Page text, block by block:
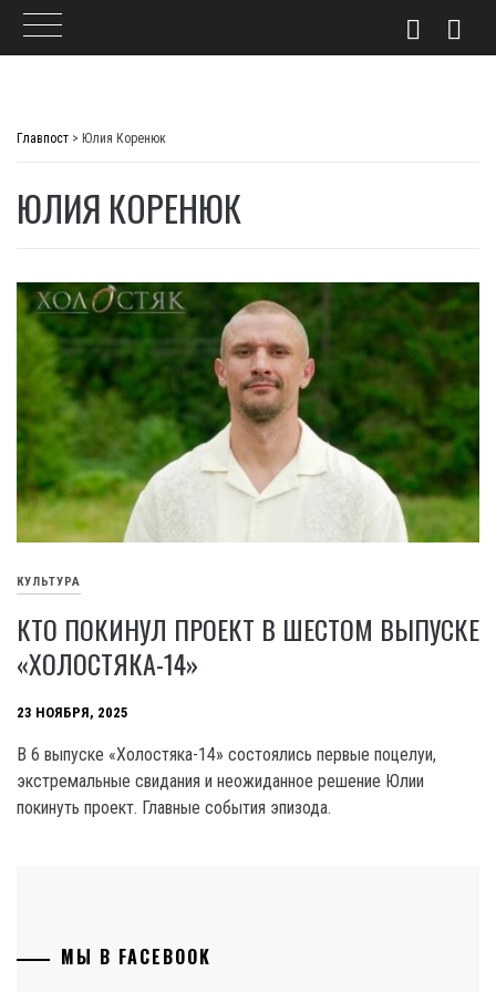
Главпост > Юлия Коренюк
ЮЛИЯ КОРЕНЮК
КУЛЬТУРА
КТО ПОКИНУЛ ПРОЕКТ В ШЕСТОМ ВЫПУСКЕ
«ХОЛОСТЯКА-14»
23 НОЯБРЯ, 2025
В 6 выпуске «Холостяка-14» состоялись первые поцелуи,
экстремальные свидания и неожиданное решение Юлии
покинуть проект. Главные события эпизода.
МЫ В FACEBOOK